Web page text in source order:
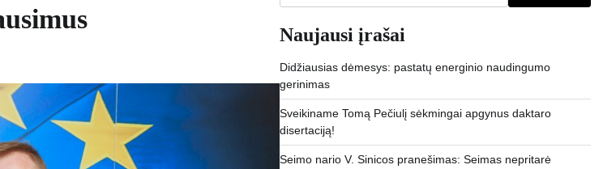
Naujausi įrašai
Didžiausias dėmesys: pastatų energinio naudingumo
gerinimas
Sveikiname Tomą Pečiulį sėkmingai apgynus daktaro
disertaciją!
Seimo nario V. Sinicos pranešimas: Seimas nepritarė